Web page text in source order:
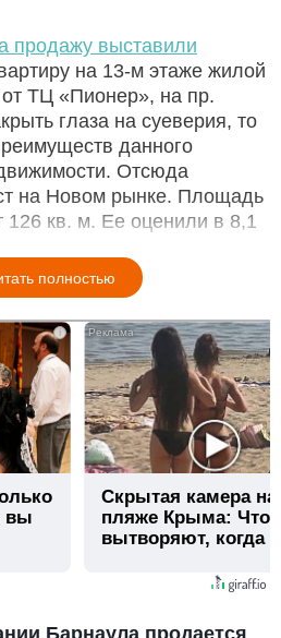
продажу выставили
на 13-м этаже жилой
ТЦ «Пионер», на пр.
глаза на суеверия, то
данного
Отсюда
на Новом рынке. Площадь
126 кв. м. Ее оценили в 8,1
полностью
вы
Скрытая камера на
пляже Крыма: Что
вытворяют, когда